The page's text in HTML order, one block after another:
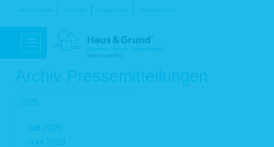
Navigation
Info-Service Kontakt Impressum Datenschutz
Archiv Pressemitteilungen
2026
Juli 2026
Juni 2026